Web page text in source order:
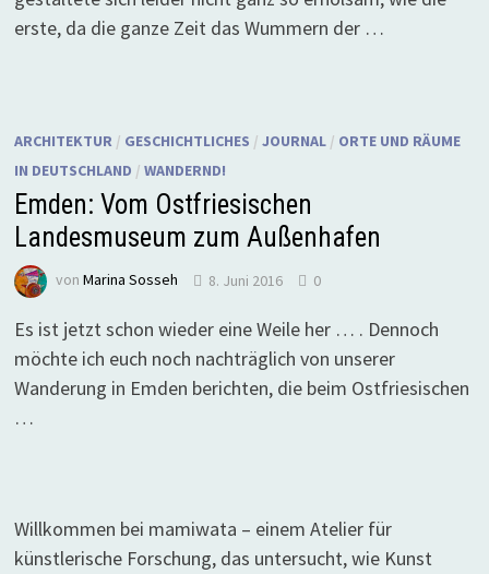
erste, da die ganze Zeit das Wummern der …
ARCHITEKTUR / GESCHICHTLICHES / JOURNAL/ ORTE UND RÄUME
IN DEUTSCHLAND / WANDERND!
Emden: Vom Ostfriesischen
Landesmuseum zum Außenhafen
von Marina Sosseh 8. Juni 2016 0
Es ist jetzt schon wieder eine Weile her … . Dennoch
möchte ich euch noch nachträglich von unserer
Wanderung in Emden berichten, die beim Ostfriesischen
…
Willkommen bei mamiwata – einem Atelier für
künstlerische Forschung, das untersucht, wie Kunst